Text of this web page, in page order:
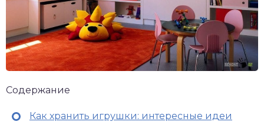
Содержание
Как хранить игрушки: интересные идеи